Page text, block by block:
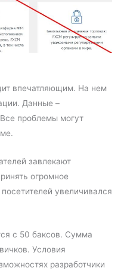
впечатляющим. На нем
Данные –
проблемы могут
завлекают
огромное
увеличивался
с 50 баксов. Сумма
Условия
разработчики